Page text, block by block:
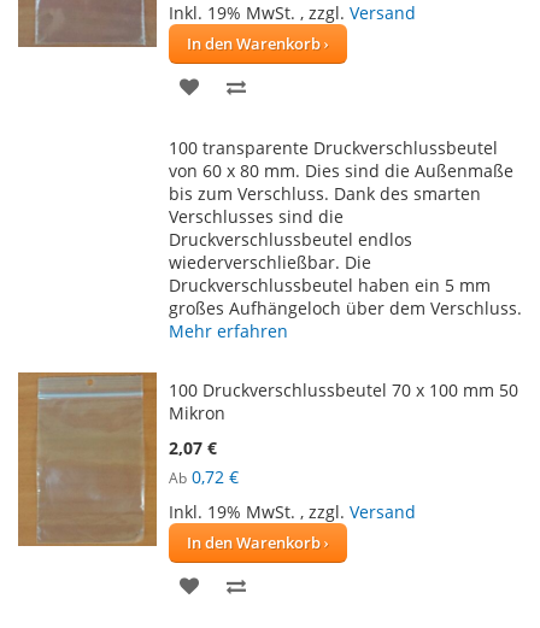
Inkl. 19% MwSt. , zzgl. Versand
In den Warenkorb
ZUR
HINZUFÜGEN
HINZUFÜGEN
100 transparente Druckverschlussbeutel
von 60 x 80 mm. Dies sind die Außenmaße
bis zum Verschluss. Dank des smarten
Verschlusses sind die
Druckverschlussbeutel endlos
wiederverschließbar. Die
Druckverschlussbeutel haben ein 5 mm
großes Aufhängeloch über dem Verschluss.
Mehr erfahren
100 Druckverschlussbeutel 70 x 100 mm 50
Mikron
2,07 €
Ab 0,72 €
Inkl. 19% MwSt. , zzgl. Versand
In den Warenkorb
ZUR